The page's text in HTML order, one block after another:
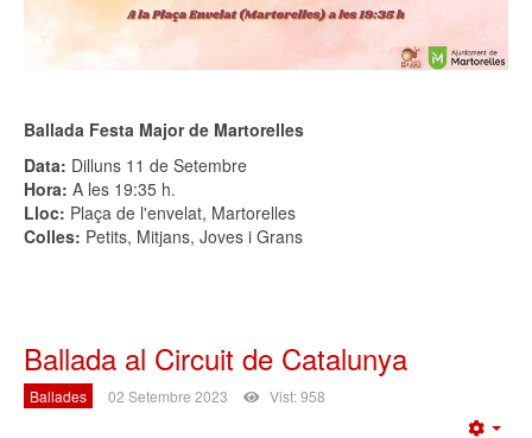
Ballada Festa Major de Martorelles
Data: Dilluns 11 de Setembre
Hora: A les 19:35 h.
Lloc: Plaça de l'envelat, Martorelles
Colles: Petits, Mitjans, Joves i Grans
Ballada al Circuit de Catalunya
Ballades 02 Setembre 2023 Vist: 958